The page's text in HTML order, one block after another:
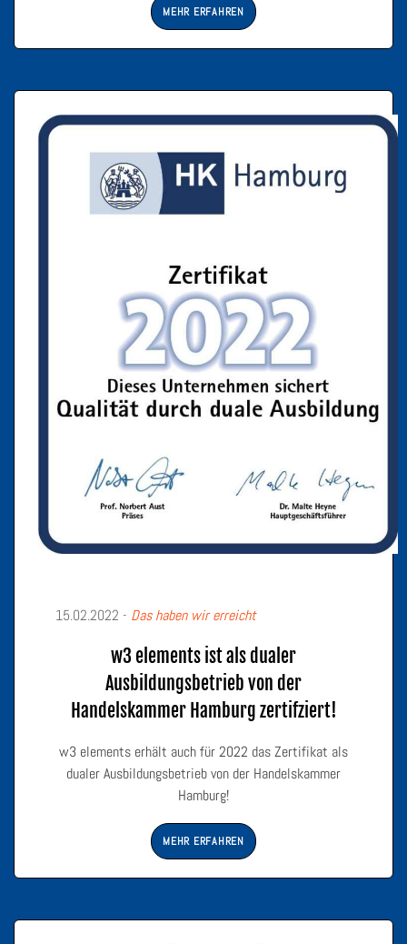
MEHR ERFAHREN
15.02.2022 - Das haben wir erreicht
w3 elements ist als dualer
Ausbildungsbetrieb von der
Handelskammer Hamburg zertifziert!
w3 elements erhält auch für 2022 das Zertifikat als
dualer Ausbildungsbetrieb von der Handelskammer
Hamburg!
MEHR ERFAHREN